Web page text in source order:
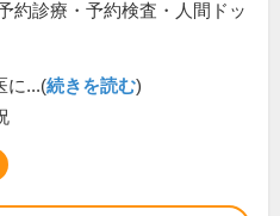
約診療・予約検査・人間ドッ
に...(続きを読む)